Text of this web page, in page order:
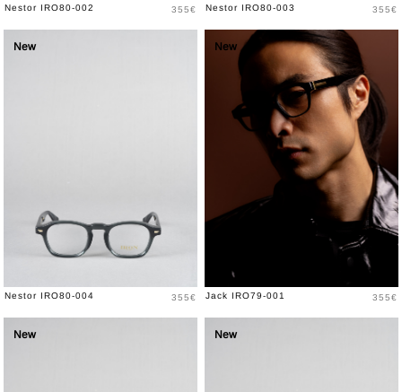
Nestor IRO80-002 Prix
355€ Nestor IRO80-003 Prix
355€
New
Nestor IRO80-004 Prix
355€
New
Jack IRO79-001 Prix
355€
New New